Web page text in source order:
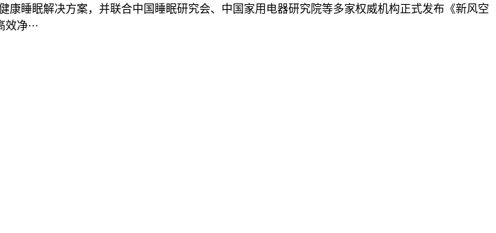
睡眠解决方案，并联合中国睡眠研究会、中国家用电器研究院等多家权威机构正式发布《新风空
净···